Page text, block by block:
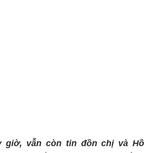
giờ, vẫn còn tin đồn chị và Hồ